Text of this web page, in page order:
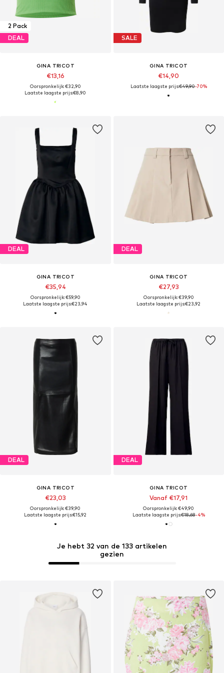
2 Pack
DEAL
GINA TRICOT
€13,16
Oorspronkelijk: €32,90
Laatste laagste prijs:€8,90
SALE
GINA TRICOT
€14,90
Laatste laagste prijs:€49,90-70%
Je hebt 32 van de 133 artikelen
gezien
DEAL
GINA TRICOT
€35,94
Oorspronkelijk: €59,90
Laatste laagste prijs:€23,94
DEAL
GINA TRICOT
€27,93
Oorspronkelijk: €39,90
Laatste laagste prijs:€23,92
DEAL
GINA TRICOT
€23,03
Oorspronkelijk: €39,90
Laatste laagste prijs:€15,92
DEAL
GINA TRICOT
Vanaf €17,91
Oorspronkelijk: €49,90
Laatste laagste prijs:€18,68-4%